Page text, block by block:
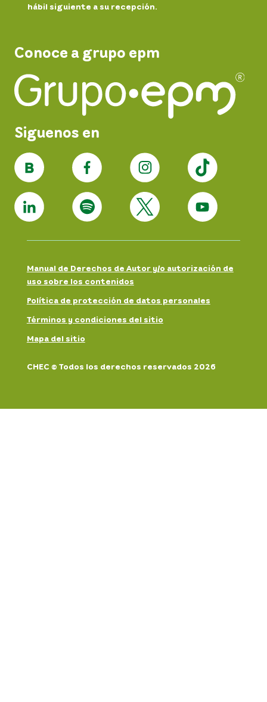
hábil siguiente a su recepción.
Conoce a grupo epm
Siguenos en
Manual de Derechos de Autor y/o autorización de
uso sobre los contenidos
Política de protección de datos personales
Términos y condiciones del sitio
Mapa del sitio
CHEC © Todos los derechos reservados 2026